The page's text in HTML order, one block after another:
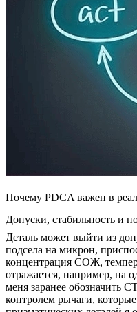
Почему PDCA важен в
Допуски, стабильность и
Деталь может выйти из
подсела на микрон,
концентрация СОЖ,
отражается, например, на
меня заранее обозначить
контролем рычаги,